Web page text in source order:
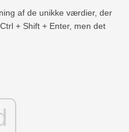
af de unikke værdier, der
+ Shift + Enter, men det